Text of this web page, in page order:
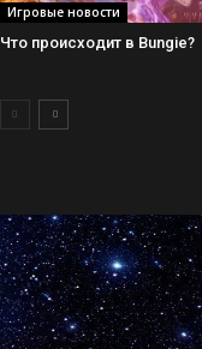
Игровые новости
Что происходит в Bungie?